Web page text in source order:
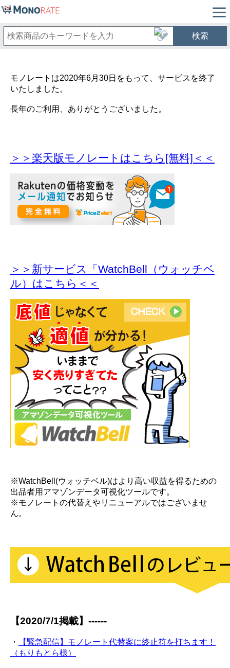
検索
モノレートは2020年6月30日をもって、サービスを終了
いたしました。
長年のご利用、ありがとうございました。
＞＞楽天版モノレートはこちら[無料]＜＜
＞＞新サービス「WatchBell（ウォッチベ
ル）はこちら＜＜
※WatchBell(ウォッチベル)はより高い収益を得るための
出品者用アマゾンデータ可視化ツールです。
※モノレートの代替えやリニューアルではございませ
ん。
【2020/7/1掲載】------
・
【緊急配信】モノレート代替案に終止符を打ちます！
（もりもとら様）